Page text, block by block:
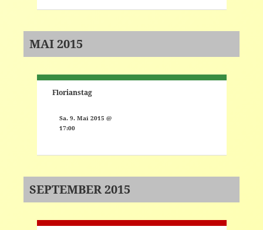
MAI 2015
Florianstag
Sa. 9. Mai 2015 @
17:00
SEPTEMBER 2015